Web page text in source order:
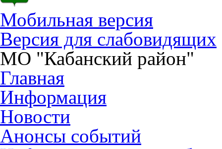
Мобильная версия
Версия для слабовидящих
МО "Кабанский район"
Главная
Информация
Новости
Анонсы событий